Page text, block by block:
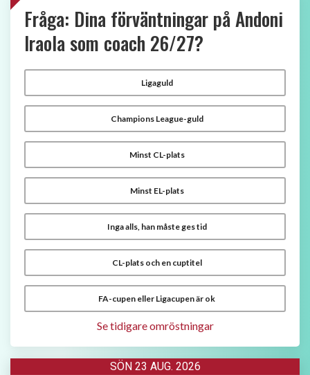
Fråga: Dina förväntningar på Andoni
Iraola som coach 26/27?
Ligaguld
Champions League-guld
Minst CL-plats
Minst EL-plats
Inga alls, han måste ges tid
CL-plats och en cuptitel
FA-cupen eller Ligacupen är ok
Se tidigare omröstningar
SÖN 23 AUG. 2026